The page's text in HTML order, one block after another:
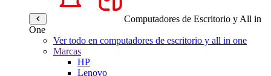
Computadores de Escritorio y All in
One
Ver todo en computadores de escritorio y all in one
Marcas
HP
Lenovo